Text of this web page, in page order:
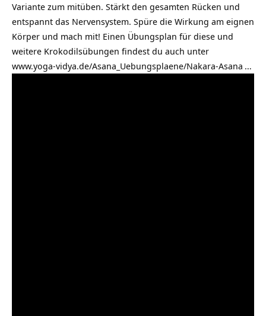
Variante zum mitüben. Stärkt den gesamten Rücken und
entspannt das Nervensystem. Spüre die Wirkung am eignen
Körper und mach mit! Einen Übungsplan für diese und
weitere Krokodilsübungen findest du auch unter
www.yoga-vidya.de/Asana_Uebungsplaene/Nakara-Asana …